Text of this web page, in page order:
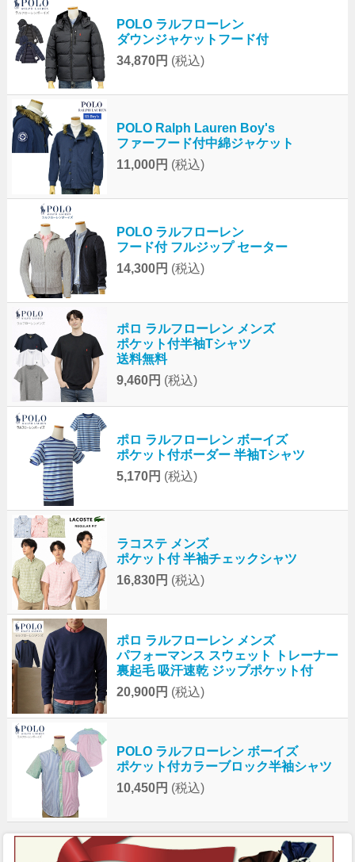
POLO ラルフローレン
ダウンジャケットフード付
34,870円 (税込)
POLO Ralph Lauren Boy's
ファーフード付中綿ジャケット
11,000円 (税込)
POLO ラルフローレン
フード付 フルジップ セーター
14,300円 (税込)
ポロ ラルフローレン メンズ
ポケット付半袖Tシャツ
送料無料
9,460円 (税込)
ポロ ラルフローレン ボーイズ
ポケット付ボーダー 半袖Tシャツ
5,170円 (税込)
ラコステ メンズ
ポケット付 半袖チェックシャツ
16,830円 (税込)
ポロ ラルフローレン メンズ
パフォーマンス スウェット トレーナー
裏起毛 吸汗速乾 ジップポケット付
20,900円 (税込)
POLO ラルフローレン ボーイズ
ポケット付カラーブロック半袖シャツ
10,450円 (税込)